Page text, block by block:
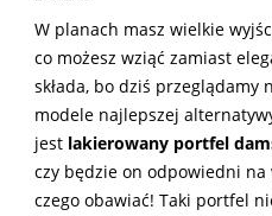
W planach masz wielkie
co możesz wziąć zamiast
składa, bo dziś przeglądamy
modele najlepszej
jest lakierowany portfel
czy będzie on odpowiedni
czego obawiać! Taki portfel